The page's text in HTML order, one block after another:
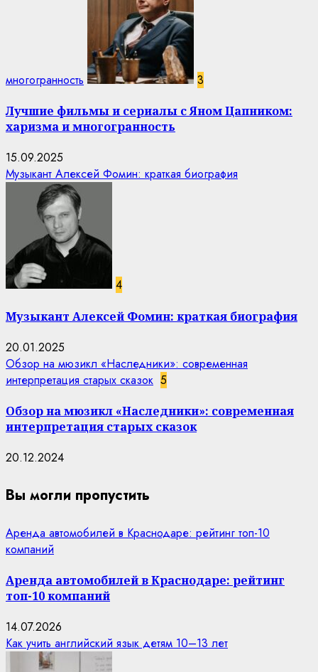
многогранность 3
Лучшие фильмы и сериалы с Яном Цапником:
харизма и многогранность
15.09.2025
Музыкант Алексей Фомин: краткая биография
4
Музыкант Алексей Фомин: краткая биография
20.01.2025
Обзор на мюзикл «Наследники»: современная
интерпретация старых сказок 5
Обзор на мюзикл «Наследники»: современная
интерпретация старых сказок
20.12.2024
Вы могли пропустить
Аренда автомобилей в Краснодаре: рейтинг топ-10
компаний
Аренда автомобилей в Краснодаре: рейтинг
топ-10 компаний
14.07.2026
Как учить английский язык детям 10–13 лет